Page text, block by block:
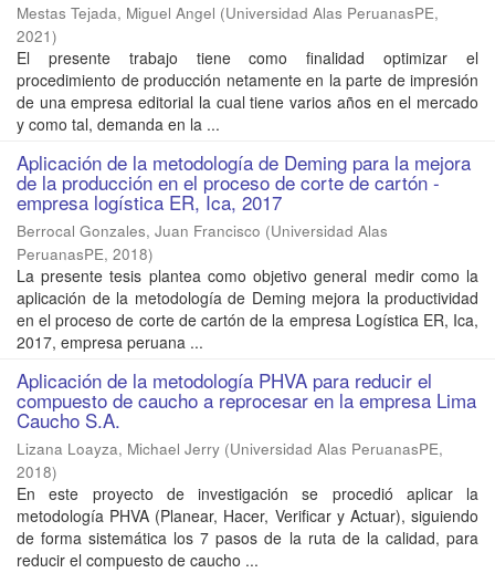
Mestas Tejada, Miguel Angel (Universidad Alas PeruanasPE,
2021)
El presente trabajo tiene como finalidad optimizar el
procedimiento de producción netamente en la parte de impresión
de una empresa editorial la cual tiene varios años en el mercado
y como tal, demanda en la ...
Aplicación de la metodología de Deming para la mejora
de la producción en el proceso de corte de cartón -
empresa logística ER, Ica, 2017
Berrocal Gonzales, Juan Francisco (Universidad Alas
PeruanasPE, 2018)
La presente tesis plantea como objetivo general medir como la
aplicación de la metodología de Deming mejora la productividad
en el proceso de corte de cartón de la empresa Logística ER, Ica,
2017, empresa peruana ...
Aplicación de la metodología PHVA para reducir el
compuesto de caucho a reprocesar en la empresa Lima
Caucho S.A.
Lizana Loayza, Michael Jerry (Universidad Alas PeruanasPE,
2018)
En este proyecto de investigación se procedió aplicar la
metodología PHVA (Planear, Hacer, Verificar y Actuar), siguiendo
de forma sistemática los 7 pasos de la ruta de la calidad, para
reducir el compuesto de caucho ...